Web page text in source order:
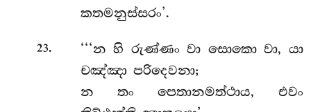
කතමනුස්සරං’.
23.
‘‘‘න හි රුණ්ණං වා සොකො වා, යා
චඤ්ඤා පරිදෙවනා;
න තං පෙතානමත්ථාය, එවං